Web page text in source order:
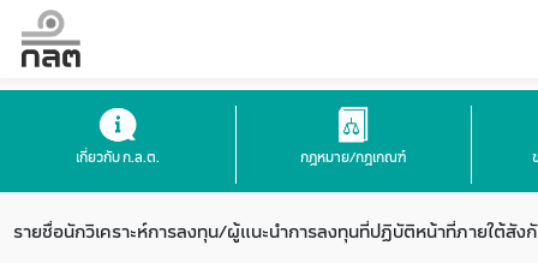
เกี่ยวกับ ก.ล.ต. กฎหมาย/กฎเกณฑ์
รายชื่อนักวิเคราะห์การลงทุน/ผู้แนะนำการลงทุนที่ปฏิบัติหน้าที่ภายใต้สัง